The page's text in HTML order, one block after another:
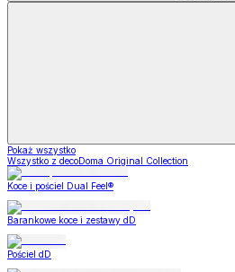
Pokaż wszystko
Wszystko z decoDoma Original Collection
Koce i pościel Dual Feel®
Barankowe koce i zestawy dD
Pościel dD